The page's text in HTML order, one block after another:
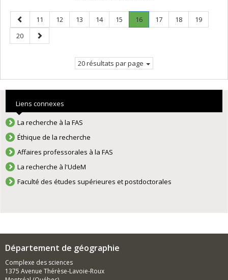
Page
précédente
Page
11 Page
12 Page
13 Page
14 Page
15 Page
16.
Page
Page
17 Page
18 Page
19
Page
20
Page
suivante
20 résultats par page
Liens connexes
La recherche à la FAS
Éthique de la recherche
Affaires professorales à la FAS
La recherche à l'UdeM
Faculté des études supérieures et postdoctorales
Département de géographie
Complexe des sciences
1375 Avenue Thérèse-Lavoie-Roux